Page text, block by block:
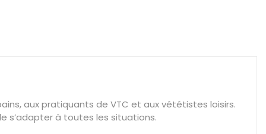
aux pratiquants de VTC et aux vététistes loisirs.
s’adapter à toutes les situations.